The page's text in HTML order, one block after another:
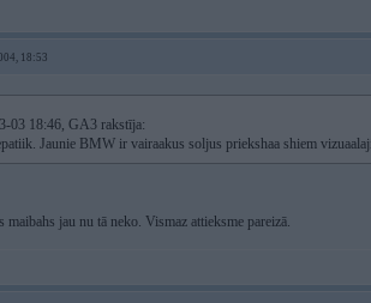
18:53
03 18:46, GA3 rakstīja:
Jaunie BMW ir vairaakus soljus priekshaa shiem
maibahs jau nu tā neko. Vismaz attieksme pareizā.